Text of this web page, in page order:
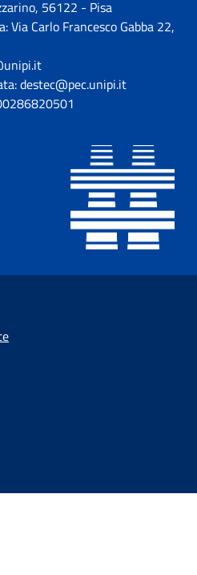
56122 - Pisa
Carlo Francesco Gabba 22,
destec@pec.unipi.it